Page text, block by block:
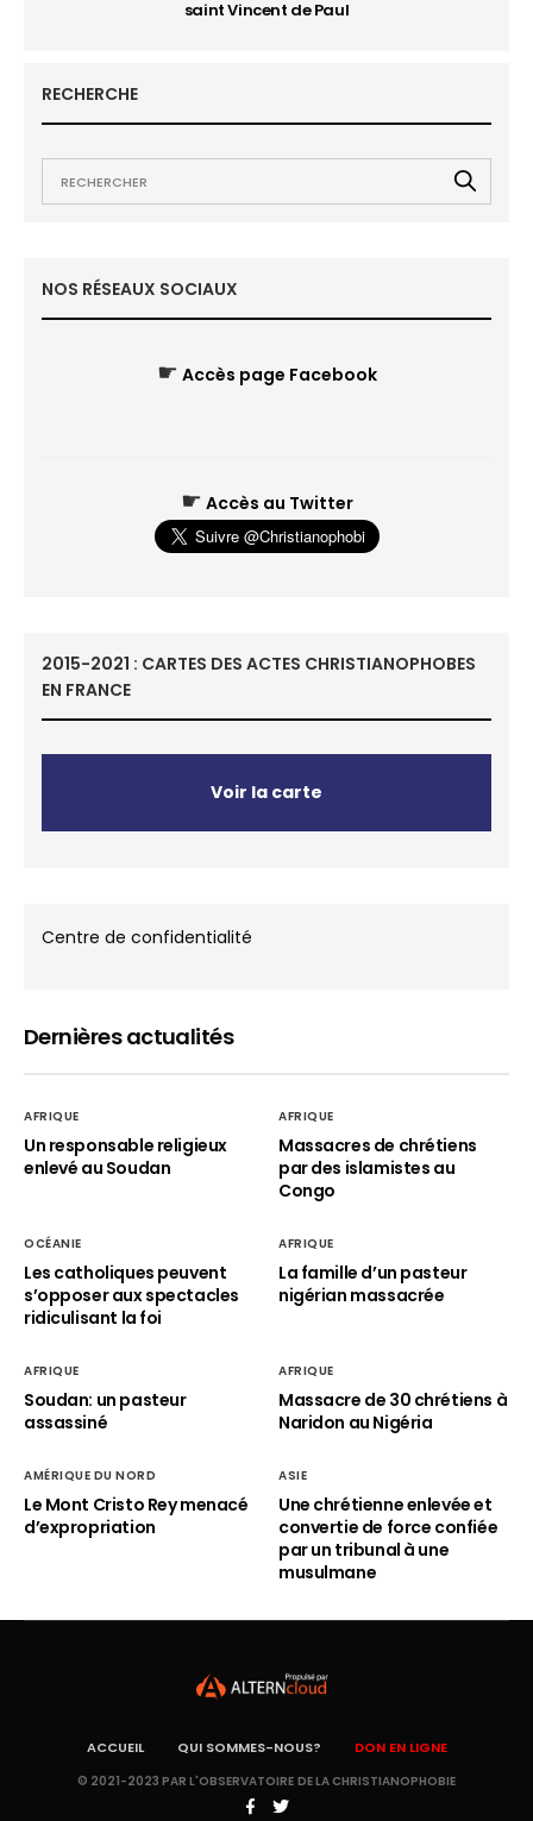
saint Vincent de Paul
RECHERCHE
NOS RÉSEAUX SOCIAUX
☛ Accès page Facebook
☛ Accès au Twitter
2015-2021 : CARTES DES ACTES CHRISTIANOPHOBES
EN FRANCE
Voir la carte
Centre de confidentialité
Dernières actualités
AFRIQUE
Un responsable religieux
enlevé au Soudan
AFRIQUE
Massacres de chrétiens
par des islamistes au
Congo
OCÉANIE
Les catholiques peuvent
s’opposer aux spectacles
ridiculisant la foi
AFRIQUE
La famille d’un pasteur
nigérian massacrée
AFRIQUE
Soudan: un pasteur
assassiné
AFRIQUE
Massacre de 30 chrétiens à
Naridon au Nigéria
AMÉRIQUE DU NORD
Le Mont Cristo Rey menacé
d’expropriation
ASIE
Une chrétienne enlevée et
convertie de force confiée
par un tribunal à une
musulmane
ACCUEIL QUI SOMMES-NOUS? DON EN LIGNE
© 2021-2023 PAR L'OBSERVATOIRE DE LA CHRISTIANOPHOBIE